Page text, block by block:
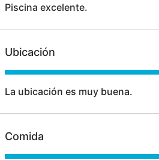
Piscina excelente.
Ubicación
La ubicación es muy buena.
Comida